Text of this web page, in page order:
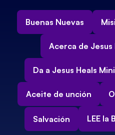
Buenas Nuevas
Acerca de
Da a Jesus Heals
Aceite de unción
Salvación LEE la